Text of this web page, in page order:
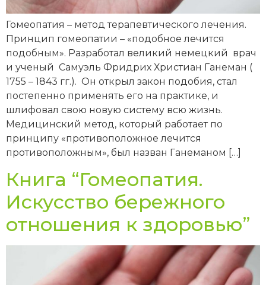
Гомеопатия – метод терапевтического лечения.
Принцип гомеопатии – «подобное лечится
подобным». Разработал великий немецкий врач
и ученый Самуэль Фридрих Христиан Ганеман (
1755 – 1843 гг.). Он открыл закон подобия, стал
постепенно применять его на практике, и
шлифовал свою новую систему всю жизнь.
Медицинский метод, который работает по
принципу «противоположное лечится
противоположным», был назван Ганеманом […]
Книга “Гомеопатия.
Искусство бережного
отношения к здоровью”